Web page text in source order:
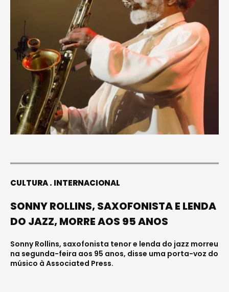
CULTURA INTERNACIONAL
SONNY ROLLINS, SAXOFONISTA E LENDA
DO JAZZ, MORRE AOS 95 ANOS
Sonny Rollins, saxofonista tenor e lenda do jazz morreu
na segunda-feira aos 95 anos, disse uma porta-voz do
músico à Associated Press.